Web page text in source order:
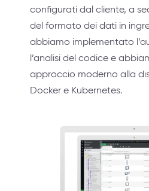
configurati dal cliente, a
del formato dei dati in
abbiamo implementato
l’analisi del codice e
approccio moderno alla
Docker e Kubernetes.